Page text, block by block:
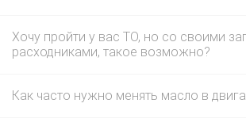
Хочу пройти у вас ТО, но со своими
расходниками, такое возможно?
Как часто нужно менять масло в